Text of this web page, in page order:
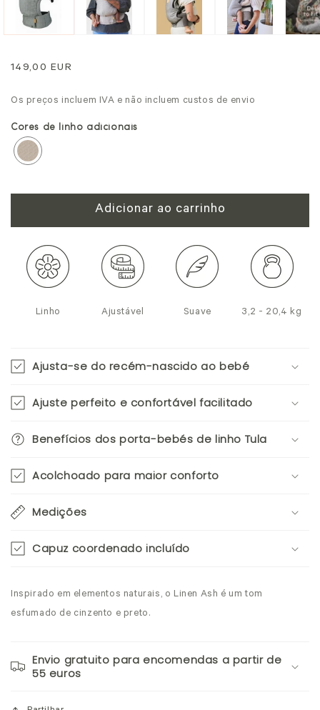
modal
Preço
149,00 EUR
Os preços incluem IVA e não incluem custos de envio
Cores de linho adicionais
Adicionar ao carrinho
Linho Ajustável Suave 3,2 - 20,4 kg
Ajusta-se do recém-nascido ao bebé
Ajuste perfeito e confortável facilitado
Benefícios dos porta-bebés de linho Tula
Acolchoado para maior conforto
Medições
Capuz coordenado incluído
Inspirado em elementos naturais, o Linen Ash é um tom
esfumado de cinzento e preto.
Envio gratuito para encomendas a partir de
55 euros